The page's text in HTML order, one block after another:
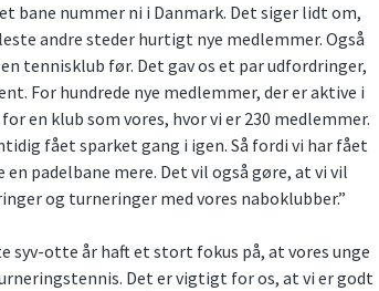
bane nummer ni i Danmark. Det siger lidt om,
andre steder hurtigt nye medlemmer. Også
tennisklub før. Det gav os et par udfordringer,
For hundrede nye medlemmer, der er aktive i
en klub som vores, hvor vi er 230 medlemmer.
fået sparket gang i igen. Så fordi vi har fået
padelbane mere. Det vil også gøre, at vi vil
og turneringer med vores naboklubber.”
syv-otte år haft et stort fokus på, at vores unge
Det er vigtigt for os, at vi er godt